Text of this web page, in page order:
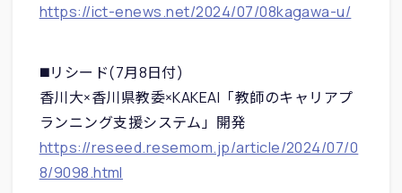
https://ict-enews.net/2024/07/08kagawa-u/
◼️リシード(7月8日付)
香川大×香川県教委×KAKEAI「教師のキャリアプ
ランニング支援システム」開発
https://reseed.resemom.jp/article/2024/07/0
8/9098.html